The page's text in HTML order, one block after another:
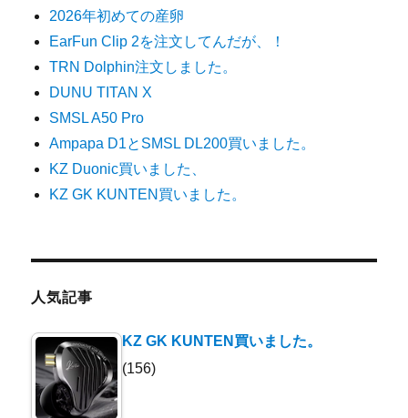
2026年初めての産卵
EarFun Clip 2を注文してんだが、！
TRN Dolphin注文しました。
DUNU TITAN X
SMSL A50 Pro
Ampapa D1とSMSL DL200買いました。
KZ Duonic買いました、
KZ GK KUNTEN買いました。
人気記事
KZ GK KUNTEN買いました。
(156)